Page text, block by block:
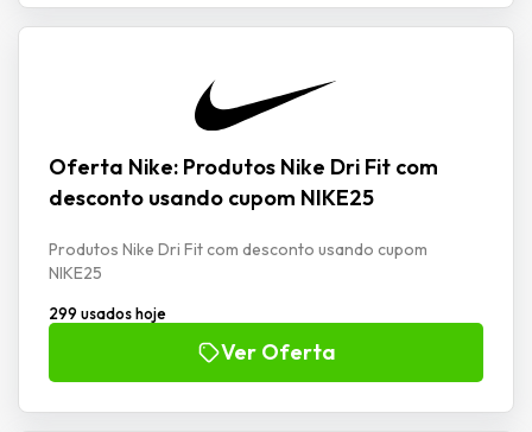
Oferta Nike: Produtos Nike Dri Fit com
desconto usando cupom NIKE25
Produtos Nike Dri Fit com desconto usando cupom
NIKE25
299 usados hoje
Ver Oferta